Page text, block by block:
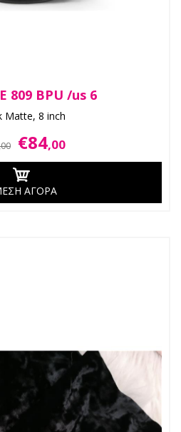
809 BPU /us 6
Matte, 8 inch
€84,00
ΑΓΟΡΑ